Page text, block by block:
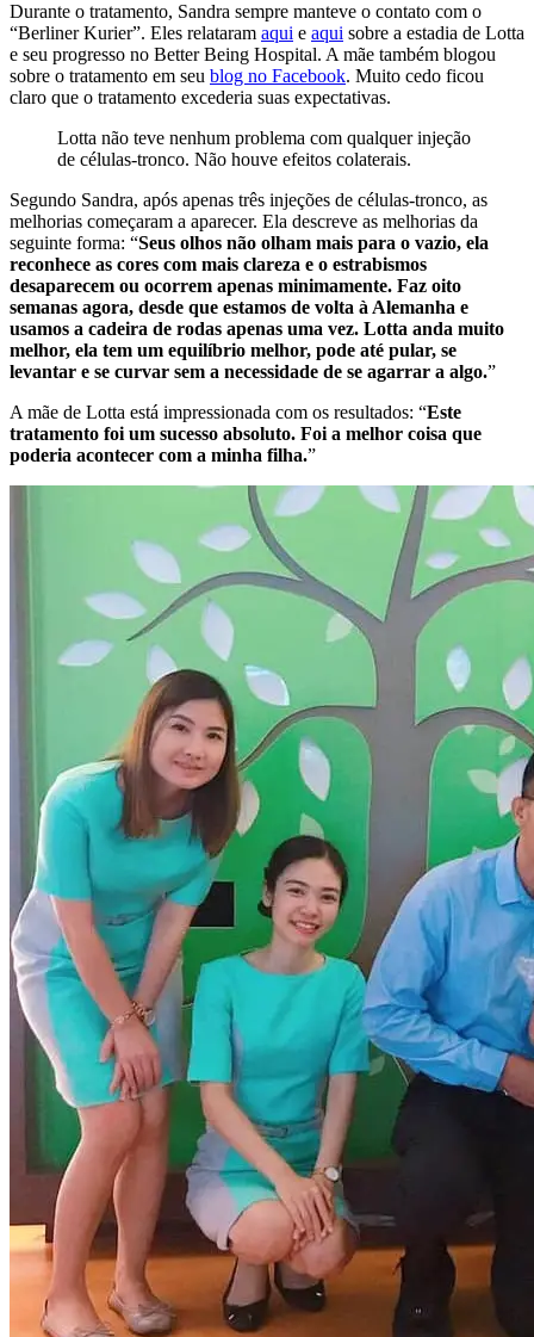
Durante o tratamento, Sandra sempre manteve o contato com o
“Berliner Kurier”. Eles relataram aqui e aqui sobre a estadia de Lotta
e seu progresso no Better Being Hospital. A mãe também blogou
sobre o tratamento em seu blog no Facebook. Muito cedo ficou
claro que o tratamento excederia suas expectativas.
Lotta não teve nenhum problema com qualquer injeção
de células-tronco. Não houve efeitos colaterais.
Segundo Sandra, após apenas três injeções de células-tronco, as
melhorias começaram a aparecer. Ela descreve as melhorias da
seguinte forma: “Seus olhos não olham mais para o vazio, ela
reconhece as cores com mais clareza e o estrabismos
desaparecem ou ocorrem apenas minimamente. Faz oito
semanas agora, desde que estamos de volta à Alemanha e
usamos a cadeira de rodas apenas uma vez. Lotta anda muito
melhor, ela tem um equilíbrio melhor, pode até pular, se
levantar e se curvar sem a necessidade de se agarrar a algo.”
A mãe de Lotta está impressionada com os resultados: “Este
tratamento foi um sucesso absoluto. Foi a melhor coisa que
poderia acontecer com a minha filha.”